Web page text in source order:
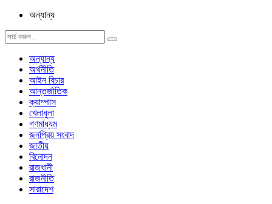
অন্যান্য
অন্যান্য
অর্থনীতি
আইন বিচার
আন্তর্জাতিক
ক্যাম্পাস
খেলাধুলা
গণমাধ্যম
জনপ্রিয় সংবাদ
জাতীয়
বিনোদন
রাজধানী
রাজনীতি
সারাদেশ